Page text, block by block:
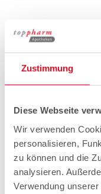
Zustimmung
Diese Webseite
Wir verwenden
personalisieren,
zu können und die
analysieren.
Verwendung